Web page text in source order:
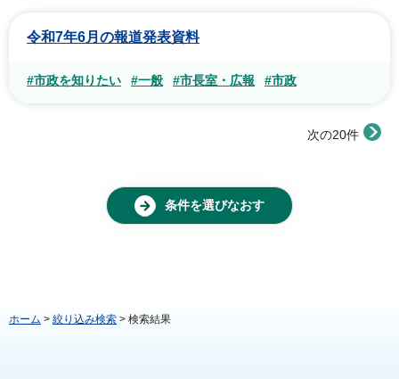
令和7年6月の報道発表資料
#市政を知りたい #一般 #市長室・広報 #市政
次の20件
条件を選びなおす
ホーム > 絞り込み検索 > 検索結果